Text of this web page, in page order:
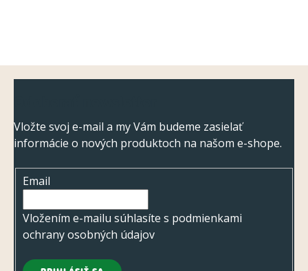
Vložte svoj e-mail a my Vám budeme zasielať
informácie o nových produktoch na našom e-shope.
Email
Vložením e-mailu súhlasíte s podmienkami
ochrany osobných údajov